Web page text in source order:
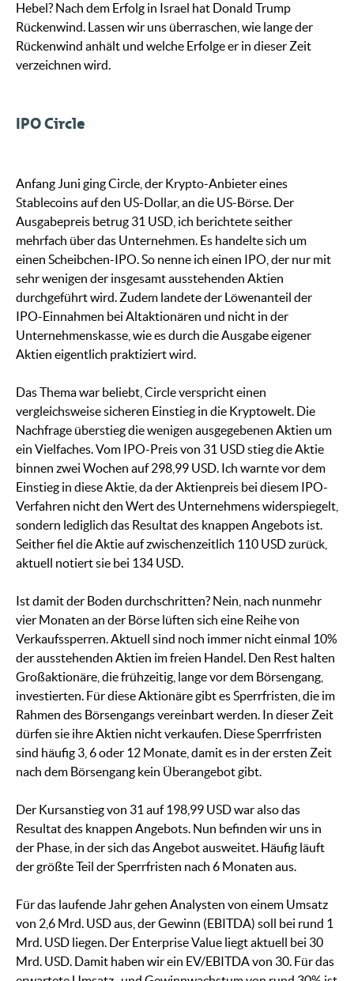
Hebel? Nach dem Erfolg in Israel hat Donald Trump
Rückenwind. Lassen wir uns überraschen, wie lange der
Rückenwind anhält und welche Erfolge er in dieser Zeit
verzeichnen wird.
IPO Circle
Anfang Juni ging Circle, der Krypto-Anbieter eines
Stablecoins auf den US-Dollar, an die US-Börse. Der
Ausgabepreis betrug 31 USD, ich berichtete seither
mehrfach über das Unternehmen. Es handelte sich um
einen Scheibchen-IPO. So nenne ich einen IPO, der nur mit
sehr wenigen der insgesamt ausstehenden Aktien
durchgeführt wird. Zudem landete der Löwenanteil der
IPO-Einnahmen bei Altaktionären und nicht in der
Unternehmenskasse, wie es durch die Ausgabe eigener
Aktien eigentlich praktiziert wird.
Das Thema war beliebt, Circle verspricht einen
vergleichsweise sicheren Einstieg in die Kryptowelt. Die
Nachfrage überstieg die wenigen ausgegebenen Aktien um
ein Vielfaches. Vom IPO-Preis von 31 USD stieg die Aktie
binnen zwei Wochen auf 298,99 USD. Ich warnte vor dem
Einstieg in diese Aktie, da der Aktienpreis bei diesem IPO-
Verfahren nicht den Wert des Unternehmens widerspiegelt,
sondern lediglich das Resultat des knappen Angebots ist.
Seither fiel die Aktie auf zwischenzeitlich 110 USD zurück,
aktuell notiert sie bei 134 USD.
Ist damit der Boden durchschritten? Nein, nach nunmehr
vier Monaten an der Börse lüften sich eine Reihe von
Verkaufssperren. Aktuell sind noch immer nicht einmal 10%
der ausstehenden Aktien im freien Handel. Den Rest halten
Großaktionäre, die frühzeitig, lange vor dem Börsengang,
investierten. Für diese Aktionäre gibt es Sperrfristen, die im
Rahmen des Börsengangs vereinbart werden. In dieser Zeit
dürfen sie ihre Aktien nicht verkaufen. Diese Sperrfristen
sind häufig 3, 6 oder 12 Monate, damit es in der ersten Zeit
nach dem Börsengang kein Überangebot gibt.
Der Kursanstieg von 31 auf 198,99 USD war also das
Resultat des knappen Angebots. Nun befinden wir uns in
der Phase, in der sich das Angebot ausweitet. Häufig läuft
der größte Teil der Sperrfristen nach 6 Monaten aus.
Für das laufende Jahr gehen Analysten von einem Umsatz
von 2,6 Mrd. USD aus, der Gewinn (EBITDA) soll bei rund 1
Mrd. USD liegen. Der Enterprise Value liegt aktuell bei 30
Mrd. USD. Damit haben wir ein EV/EBITDA von 30. Für das